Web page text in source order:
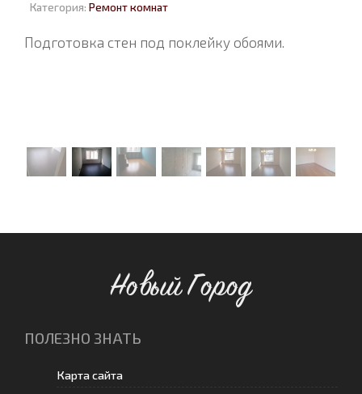
Категория: Ремонт комнат
Подготовка стен под поклейку обоями.
Новый Город
ПОЛЕЗНО ЗНАТЬ
Карта сайта